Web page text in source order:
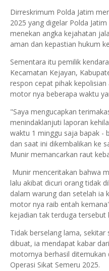
Dirreskrimum Polda Jatim
2025 yang digelar Polda
menekan angka kejahatan
aman dan kepastian hukum
Sementara itu pemilik
Kecamatan Kejayan,
respon cepat pihak
motor nya beberapa waktu
"Saya mengucapkan
menindaklanjuti laporan
waktu 1 minggu saja bapak -
dan saat ini dikembalikan ke
Munir memancarkan raut
Munir menceritakan bahwa
lalu akibat dicuri orang tidak
dalam warung dan setelah ia
motor nya raib entah
kejadian tak terduga tersebut
Tidak berselang lama,
dibuat, ia mendapat kabar
motornya berhasil ditemukan
Operasi Sikat Semeru 2025.